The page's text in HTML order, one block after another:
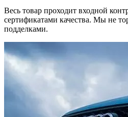
Весь товар проходит входной
сертификатами качества. Мы не
подделками.